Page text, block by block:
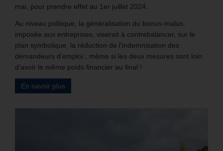
mai, pour prendre effet au 1er juillet 2024.
Au niveau politique, la généralisation du bonus-malus,
imposée aux entreprises, viserait à contrebalancer, sur le
plan symbolique, la réduction de l’indemnisation des
demandeurs d’emploi ; même si les deux mesures sont loin
d’avoir le même poids financier au final !
En savoir plus